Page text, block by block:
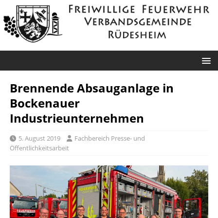
Brennende Absauganlage in
Bockenauer
Industrieunternehmen
5. August 2019
Fachbereich Presse- und
Öffentlichkeitsarbeit